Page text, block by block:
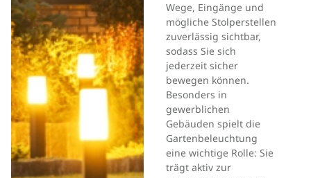
Wege, Eingänge und
mögliche Stolperstellen
zuverlässig sichtbar,
sodass Sie sich
jederzeit sicher
bewegen können.
Besonders in
gewerblichen
Gebäuden spielt die
Gartenbeleuchtung
eine wichtige Rolle: Sie
trägt aktiv zur